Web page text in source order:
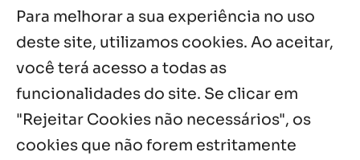
Para melhorar a sua experiência no uso
deste site, utilizamos cookies. Ao aceitar,
você terá acesso a todas as
funcionalidades do site. Se clicar em
"Rejeitar Cookies não necessários", os
cookies que não forem estritamente
de Guadalajara
Fazenda Dom Mário comemora 5 anos
com testemunhos e missa em São
Cristóvão
5 ago, 2026